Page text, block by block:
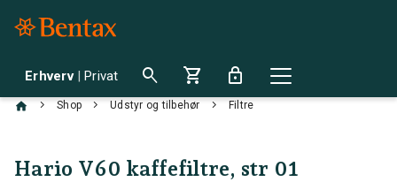
Erhverv | Privat search shopping_cart lock
chevron_right Shop chevron_right Udstyr og tilbehør chevron_right Filtre
Hario V60 kaffefiltre, str 01